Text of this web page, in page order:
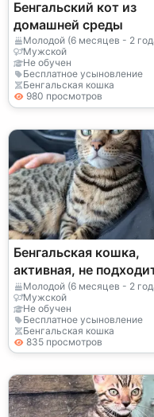
Бенгальский кот из
домашней среды
Молодой (6 месяцев - 2
Мужской
Не обучен
Бесплатное усыновление
Бенгальская кошка
980 просмотров
Бенгальская кошка,
активная, не
для ленивых семей.
Молодой (6 месяцев - 2
Мужской
Не обучен
Бесплатное усыновление
Бенгальская кошка
835 просмотров